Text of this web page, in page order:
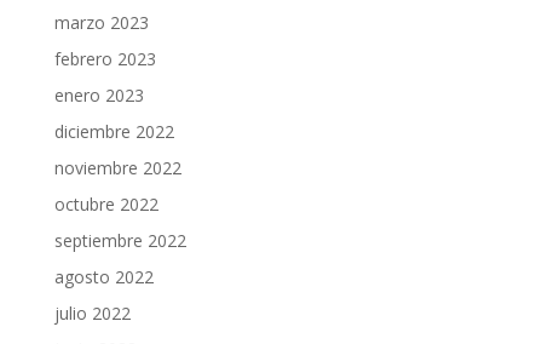
marzo 2023
febrero 2023
enero 2023
diciembre 2022
noviembre 2022
octubre 2022
septiembre 2022
agosto 2022
julio 2022